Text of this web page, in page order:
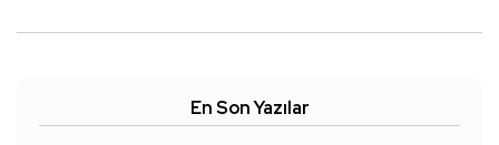
En Son Yazılar